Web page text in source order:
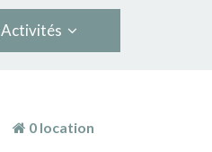
Activités
0 location